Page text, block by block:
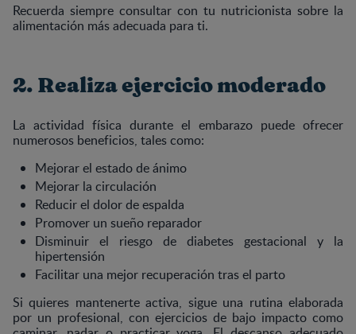
Recuerda siempre consultar con tu nutricionista sobre la
alimentación más adecuada para ti.
2. Realiza ejercicio moderado
La actividad física durante el embarazo puede ofrecer
numerosos beneficios, tales como:
Mejorar el estado de ánimo
Mejorar la circulación
Reducir el dolor de espalda
Promover un sueño reparador
Disminuir el riesgo de diabetes gestacional y la
hipertensión
Facilitar una mejor recuperación tras el parto
Si quieres mantenerte activa, sigue una rutina elaborada
por un profesional, con ejercicios de bajo impacto como